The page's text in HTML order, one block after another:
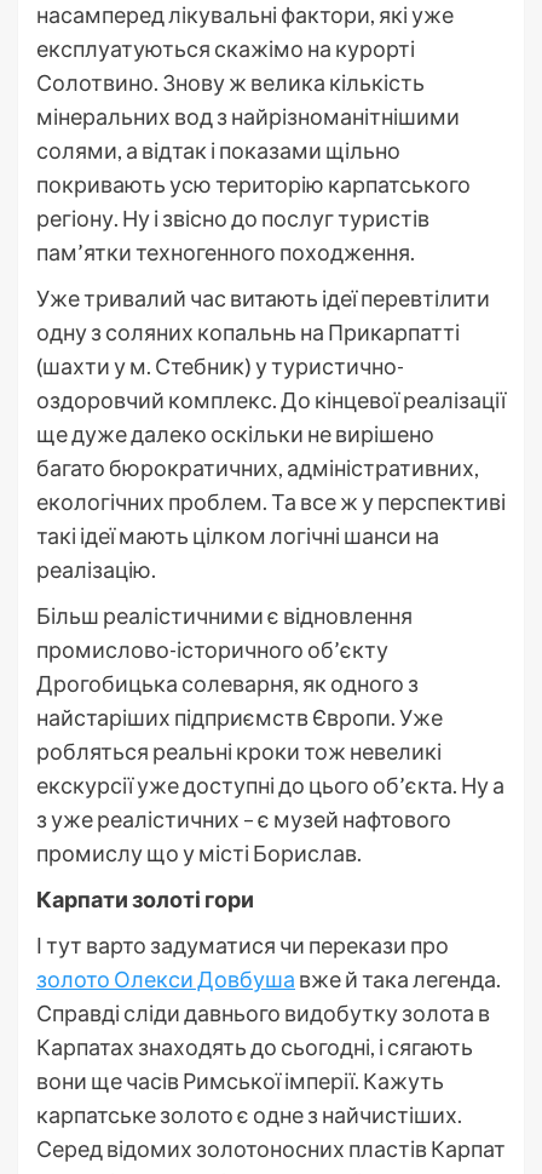
насамперед лікувальні фактори, які уже
експлуатуються скажімо на курорті
Солотвино. Знову ж велика кількість
мінеральних вод з найрізноманітнішими
солями, а відтак і показами щільно
покривають усю територію карпатського
регіону. Ну і звісно до послуг туристів
пам’ятки техногенного походження.
Уже тривалий час витають ідеї перевтілити
одну з соляних копальнь на Прикарпатті
(шахти у м. Стебник) у туристично-
оздоровчий комплекс. До кінцевої реалізації
ще дуже далеко оскільки не вирішено
багато бюрократичних, адміністративних,
екологічних проблем. Та все ж у перспективі
такі ідеї мають цілком логічні шанси на
реалізацію.
Більш реалістичними є відновлення
промислово-історичного об’єкту
Дрогобицька солеварня, як одного з
найстаріших підприємств Європи. Уже
робляться реальні кроки тож невеликі
екскурсії уже доступні до цього об’єкта. Ну а
з уже реалістичних – є музей нафтового
промислу що у місті Борислав.
Карпати золоті гори
І тут варто задуматися чи перекази про
золото Олекси Довбуша вже й така легенда.
Справді сліди давнього видобутку золота в
Карпатах знаходять до сьогодні, і сягають
вони ще часів Римської імперії. Кажуть
карпатське золото є одне з найчистіших.
Серед відомих золотоносних пластів Карпат